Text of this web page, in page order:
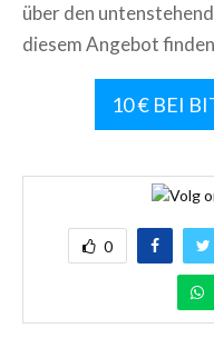
über den
diesem Angebot
10 € BEI
0